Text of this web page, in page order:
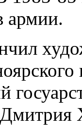
армии.